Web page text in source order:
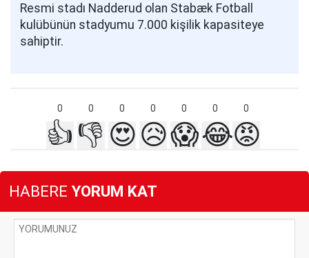
Resmi stadı Nadderud olan Stabæk Fotball
kulübünün stadyumu 7.000 kişilik kapasiteye
sahiptir.
0 0 0 0 0 0 0
👍 👎 😍😥😱😂😡
HABERE YORUM KAT